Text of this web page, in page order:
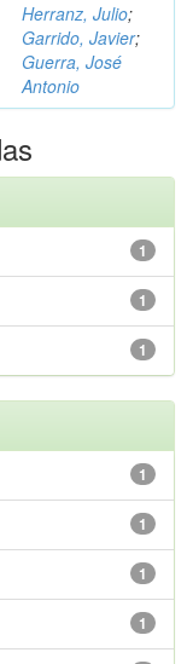
Herranz, Julio;
Garrido, Javier;
Guerra, José
Antonio
1
1
1
1
1
1
1